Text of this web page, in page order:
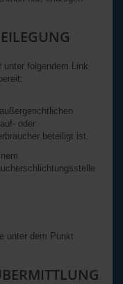
folgendem Link
oder
beteiligt ist.
unter dem Punkt